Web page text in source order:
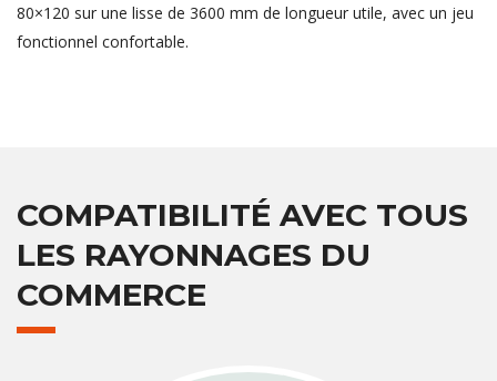
80×120 sur une lisse de 3600 mm de longueur utile, avec un jeu
fonctionnel confortable.
COMPATIBILITÉ AVEC TOUS
LES RAYONNAGES DU
COMMERCE